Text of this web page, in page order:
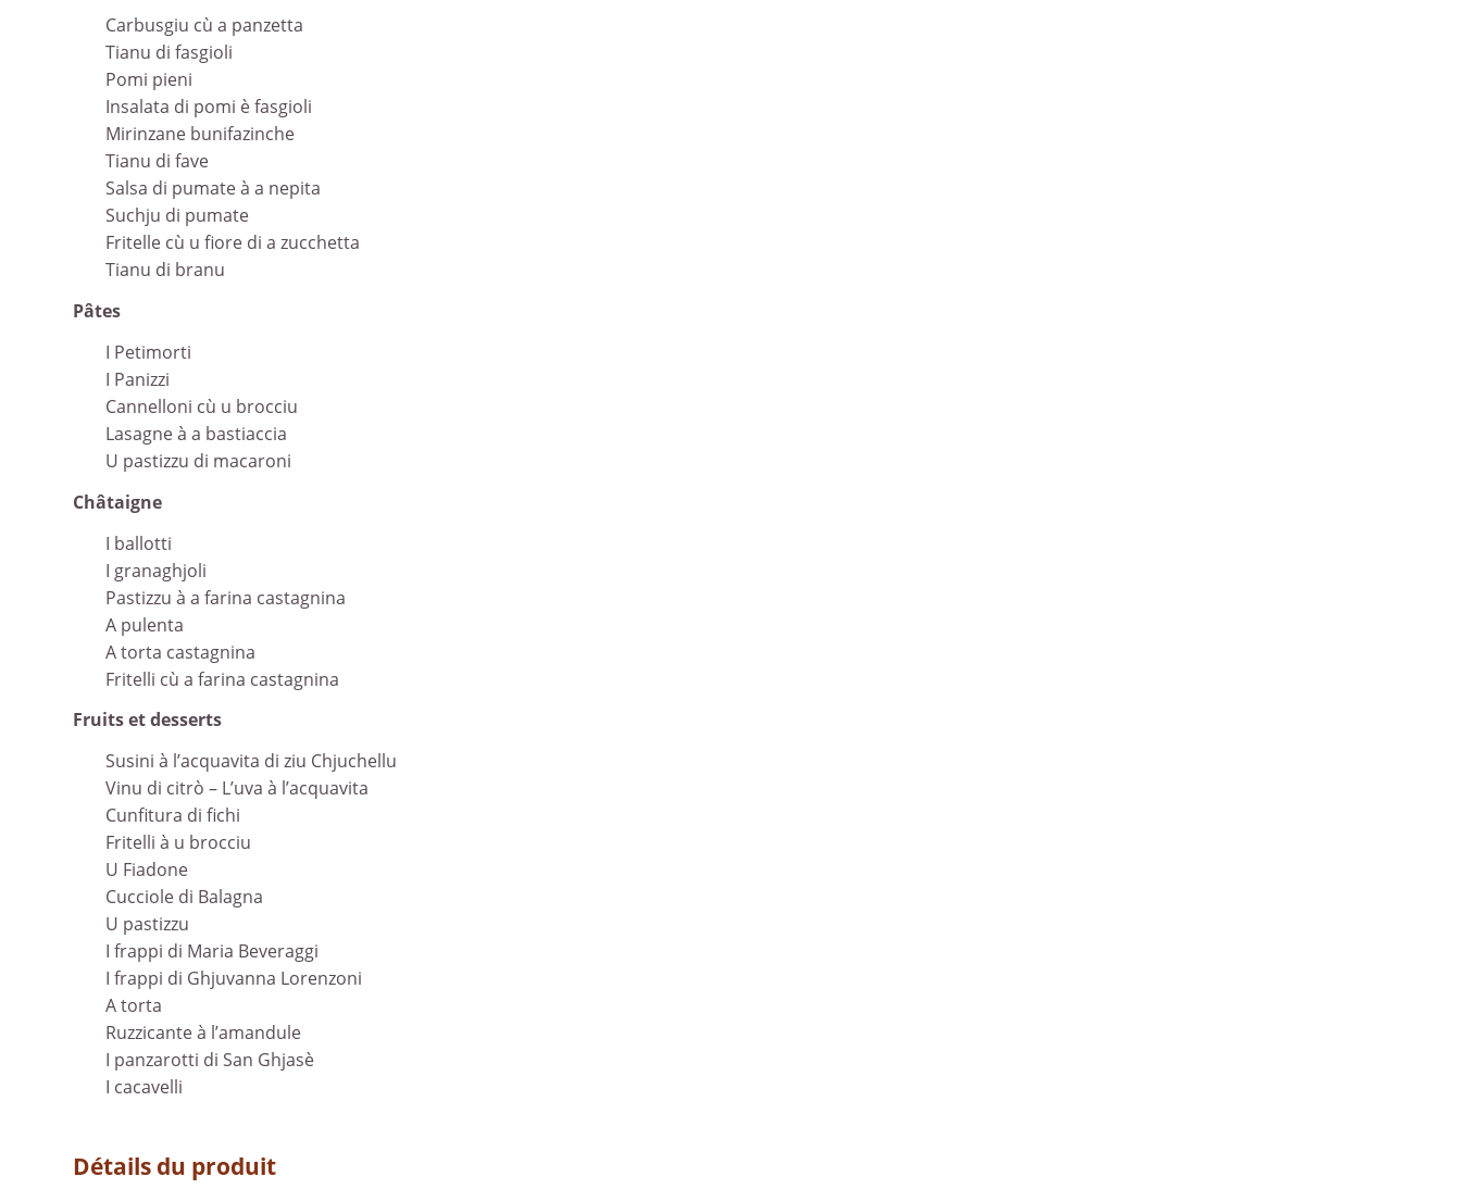
Carbusgiu cù a panzetta
Tianu di fasgioli
Pomi pieni
Insalata di pomi è fasgioli
Mirinzane bunifazinche
Tianu di fave
Salsa di pumate à a nepita
Suchju di pumate
Fritelle cù u fiore di a zucchetta
Tianu di branu
Pâtes
I Petimorti
I Panizzi
Cannelloni cù u brocciu
Lasagne à a bastiaccia
U pastizzu di macaroni
Châtaigne
I ballotti
I granaghjoli
Pastizzu à a farina castagnina
A pulenta
A torta castagnina
Fritelli cù a farina castagnina
Fruits et desserts
Susini à l’acquavita di ziu Chjuchellu
Vinu di citrò – L’uva à l’acquavita
Cunfitura di fichi
Fritelli à u brocciu
U Fiadone
Cucciole di Balagna
U pastizzu
I frappi di Maria Beveraggi
I frappi di Ghjuvanna Lorenzoni
A torta
Ruzzicante à l’amandule
I panzarotti di San Ghjasè
I cacavelli
Détails du produit